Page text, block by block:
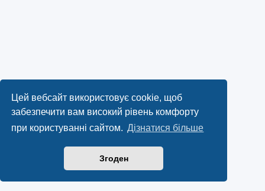
Цей вебсайт використовує cookie, щоб
забезпечити вам високий рівень комфорту
при користуванні сайтом. Дізнатися більше
Згоден